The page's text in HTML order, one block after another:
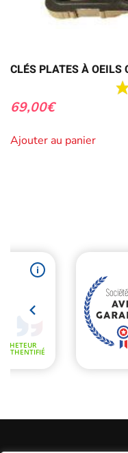
CLÉS PLATES À OEILS
69,00€
Ajouter au panier